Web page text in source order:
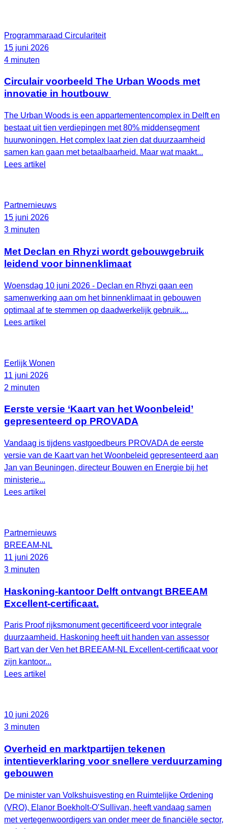
Programmaraad Circulariteit
15 juni 2026
4 minuten
Circulair voorbeeld The Urban Woods met
innovatie in houtbouw
The Urban Woods is een appartementencomplex in Delft en
bestaat uit tien verdiepingen met 80% middensegment
huurwoningen. Het complex laat zien dat duurzaamheid
samen kan gaan met betaalbaarheid. Maar wat maakt...
Lees artikel
Partnernieuws
15 juni 2026
3 minuten
Met Declan en Rhyzi wordt gebouwgebruik
leidend voor binnenklimaat
Woensdag 10 juni 2026 - Declan en Rhyzi gaan een
samenwerking aan om het binnenklimaat in gebouwen
optimaal af te stemmen op daadwerkelijk gebruik....
Lees artikel
Eerlijk Wonen
11 juni 2026
2 minuten
Eerste versie ‘Kaart van het Woonbeleid’
gepresenteerd op PROVADA
Vandaag is tijdens vastgoedbeurs PROVADA de eerste
versie van de Kaart van het Woonbeleid gepresenteerd aan
Jan van Beuningen, directeur Bouwen en Energie bij het
ministerie...
Lees artikel
Partnernieuws
BREEAM-NL
11 juni 2026
3 minuten
Haskoning-kantoor Delft ontvangt BREEAM
Excellent-certificaat.
Paris Proof rijksmonument gecertificeerd voor integrale
duurzaamheid. Haskoning heeft uit handen van assessor
Bart van der Ven het BREEAM‑NL Excellent‑certificaat voor
zijn kantoor...
Lees artikel
10 juni 2026
3 minuten
Overheid en marktpartijen tekenen
intentieverklaring voor snellere verduurzaming
gebouwen
De minister van Volkshuisvesting en Ruimtelijke Ordening
(VRO), Elanor Boekholt‑O’Sullivan, heeft vandaag samen
met vertegenwoordigers van onder meer de financiële sector,